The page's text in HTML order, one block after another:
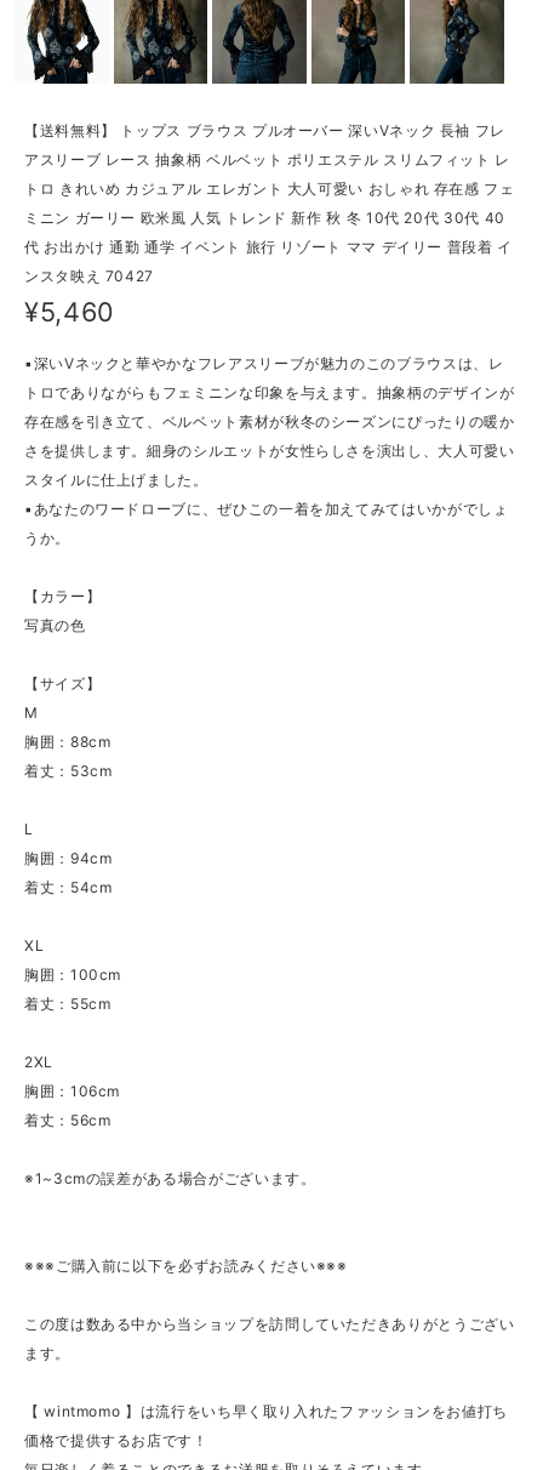
【送料無料】 トップス ブラウス プルオーバー 深いVネック 長袖 フレ
アスリーブ レース 抽象柄 ベルベット ポリエステル スリムフィット レ
トロ きれいめ カジュアル エレガント 大人可愛い おしゃれ 存在感 フェ
ミニン ガーリー 欧米風 人気 トレンド 新作 秋 冬 10代 20代 30代 40
代 お出かけ 通勤 通学 イベント 旅行 リゾート ママ デイリー 普段着 イ
ンスタ映え 70427
¥5,460
▪深いVネックと華やかなフレアスリーブが魅力のこのブラウスは、レ
トロでありながらもフェミニンな印象を与えます。抽象柄のデザインが
存在感を引き立て、ベルベット素材が秋冬のシーズンにぴったりの暖か
さを提供します。細身のシルエットが女性らしさを演出し、大人可愛い
スタイルに仕上げました。
▪あなたのワードローブに、ぜひこの一着を加えてみてはいかがでしょ
うか。
【カラー】
写真の色
【サイズ】
M
胸囲：88cm
着丈：53cm
L
胸囲：94cm
着丈：54cm
XL
胸囲：100cm
着丈：55cm
2XL
胸囲：106cm
着丈：56cm
※1~3cmの誤差がある場合がございます。
※※※ご購入前に以下を必ずお読みください※※※
この度は数ある中から当ショップを訪問していただきありがとうござい
ます。
【 wintmomo 】は流行をいち早く取り入れたファッションをお値打ち
価格で提供するお店です！